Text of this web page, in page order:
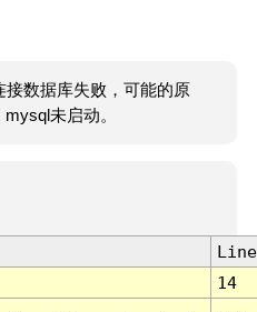
接数据库失败，可能的原
未启动。
Line
14